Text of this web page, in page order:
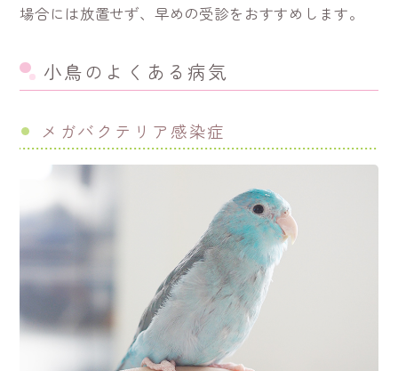
場合には放置せず、早めの受診をおすすめします。
小鳥のよくある病気
メガバクテリア感染症